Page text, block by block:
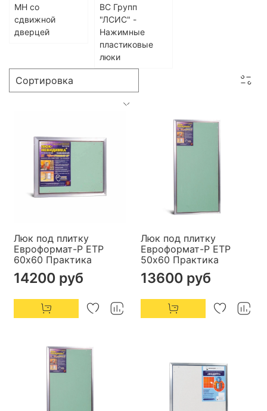
МН со
сдвижной
дверцей
ВС Групп
"ЛСИС" -
Нажимные
пластиковые
люки
Люк под плитку
Евроформат-Р ЕТР
60х60 Практика
14200 руб
Люк под плитку
Евроформат-Р ЕТР
50х60 Практика
13600 руб